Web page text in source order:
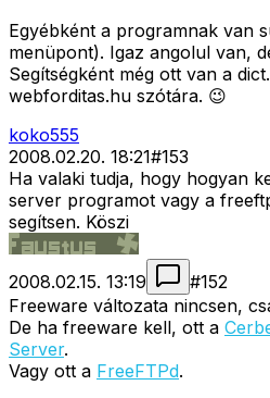
Egyébként a programnak van
menüpont). Igaz angolul van,
Segítségként még ott van a
webforditas.hu szótára. 😉
koko555
2008.02.20. 18:21#153
Ha valaki tudja, hogy hogyan
server programot vagy a
segítsen. Köszi
2008.02.15. 13:19 #152
Freeware változata nincsen,
De ha freeware kell, ott a
Server.
Vagy ott a FreeFTPd.